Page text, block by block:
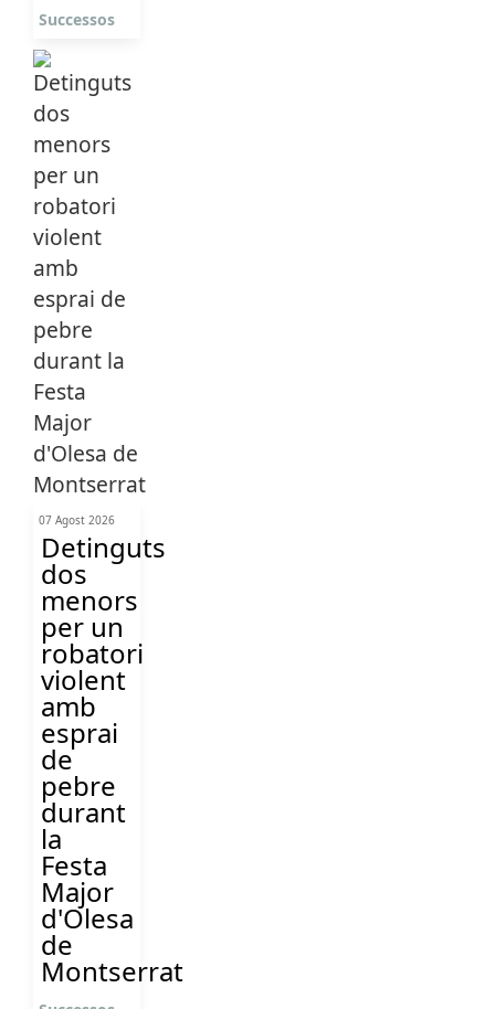
Successos
07 Agost 2026
Detinguts
dos
menors
per un
robatori
violent
amb
esprai
de
pebre
durant
la
Festa
Major
d'Olesa
de
Montserrat